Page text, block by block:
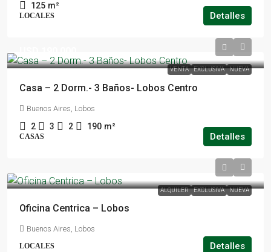
125 m²
LOCALES Detalles
VENTA EXCLUSIVA NUEVA
Casa – 2 Dorm.- 3 Baños- Lobos Centro
Buenos Aires, Lobos
2 3 2 190 m²
CASAS Detalles
ALQUILER EXCLUSIVA NUEVA
Oficina Centrica – Lobos
Buenos Aires, Lobos
LOCALES Detalles